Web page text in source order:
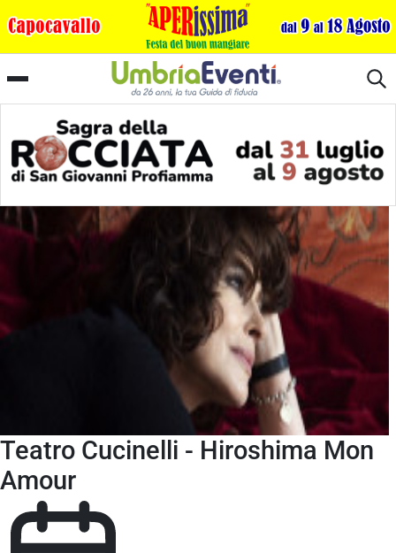
Teatro Cucinelli - Hiroshima Mon
Amour